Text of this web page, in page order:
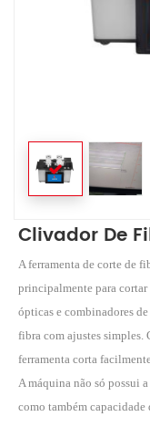
Clivador De
A ferramenta de corte de
principalmente para
ópticas e combinadores
fibra com ajustes simples.
ferramenta corta
A máquina não só possui
como também